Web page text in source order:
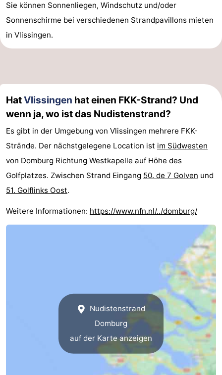
Sie können Sonnenliegen, Windschutz und/oder
Sonnenschirme bei verschiedenen Strandpavillons mieten
in Vlissingen.
HatVlissingen hat einen FKK-Strand? Und
wenn ja, wo ist das Nudistenstrand?
Es gibt in der Umgebung von Vlissingen mehrere FKK-
Strände. Der nächstgelegene Location ist im Südwesten
von Domburg Richtung Westkapelle auf Höhe des
Golfplatzes. Zwischen Strand Eingang 50. de 7 Golven und
51. Golflinks Oost.
Weitere Informationen: https://www.nfn.nl/../domburg/
Nudistenstrand
Domburg
auf der Karte anzeigen